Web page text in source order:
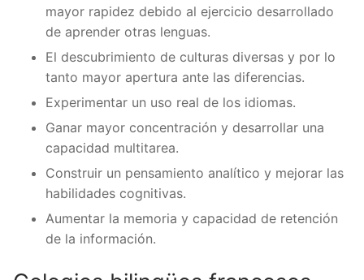
mayor rapidez debido al ejercicio desarrollado
de aprender otras lenguas.
El descubrimiento de culturas diversas y por lo
tanto mayor apertura ante las diferencias.
Experimentar un uso real de los idiomas.
Ganar mayor concentración y desarrollar una
capacidad multitarea.
Construir un pensamiento analítico y mejorar las
habilidades cognitivas.
Aumentar la memoria y capacidad de retención
de la información.